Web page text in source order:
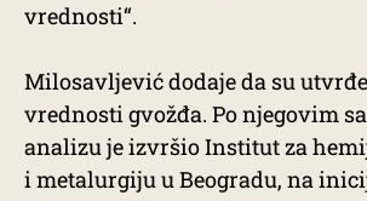
vrednosti“.
Milosavljević dodaje da su
vrednosti gvožđa. Po njegovim
analizu je izvršio Institut za
i metalurgiju u Beogradu, na